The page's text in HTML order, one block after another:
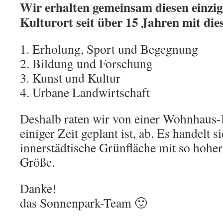
Wir erhalten gemeinsam diesen
Kulturort seit über 15 Jahren mit
1. Erholung, Sport und Begegnung
2. Bildung und Forschung
3. Kunst und Kultur
4. Urbane Landwirtschaft
Deshalb raten wir von einer
einiger Zeit geplant ist, ab. Es handelt
innerstädtische Grünfläche mit so
Größe.
Danke!
das Sonnenpark-Team 🙂